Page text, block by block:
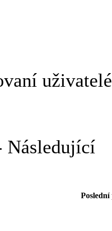
Následující